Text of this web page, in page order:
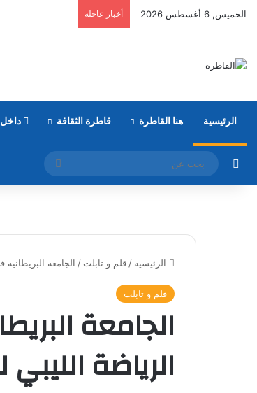
الخميس, 6 أغسطس 2026 أخبار عاجلة
الرئيسية هنا القاطرة قاطرة الثقافة
مقال عشوائي
بحث
عن
الرئيسية / قلم و تابلت / الجامعة
قلم و تابلت
الجامعة
الرياضة